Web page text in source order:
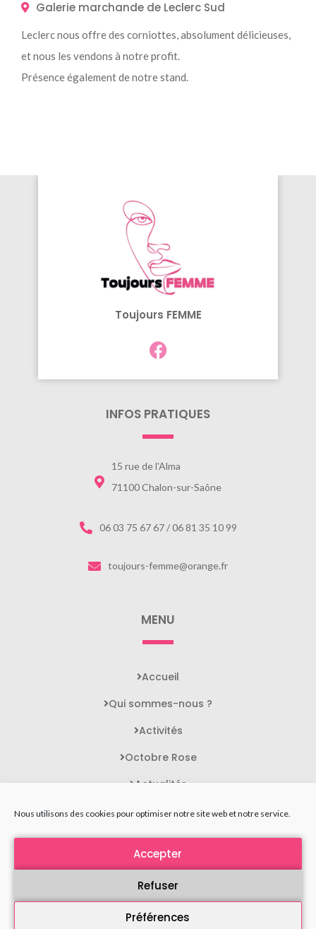
Nous utilisons des cookies pour optimiser notre site web et notre service.
Accepter
Refuser
Préférences
Galerie marchande de Leclerc Sud
Leclerc nous offre des corniottes, absolument délicieuses,
et nous les vendons à notre profit.
Présence également de notre stand.
Toujours FEMME
INFOS PRATIQUES
15 rue de l'Alma
71100 Chalon-sur-Saône
06 03 75 67 67 / 06 81 35 10 99
toujours-femme@orange.fr
MENU
Accueil
Qui sommes-nous ?
Activités
Octobre Rose
Actualités
Contact
STATUTS DE L'ASSOCIATION
POLITIQUE DE CONFIDENTIALITÉ
PLAN DU SITE